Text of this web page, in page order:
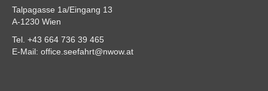
Talpagasse 1a/Eingang 13
A-1230 Wien
Tel. +43 664 736 39 465
E-Mail: office.seefahrt@nwow.at